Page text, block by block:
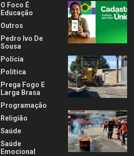
O Foco É
Educação
Outros
Pedro Ivo De
Sousa
Polícia
Política
Prega Fogo E
Larga Brasa
Programação
Religião
Saúde
Saúde
Emocional